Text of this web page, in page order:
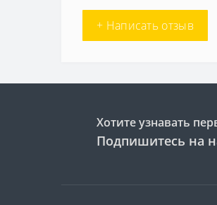
+ Написать отзыв
Хотите узнавать
Подпишитесь на